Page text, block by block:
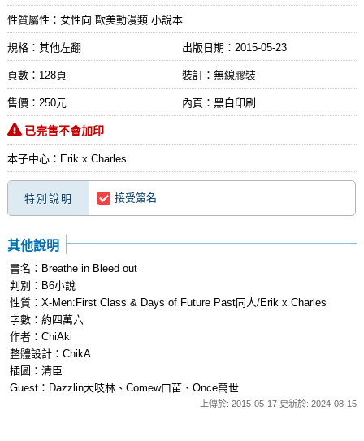
性質屬性：女性向 歐美動漫類 小說本
規格：其他左翻 出版日期： 2015-05-23
頁數：128頁 裝訂：無線膠裝
售價：250元 內頁：黑白印刷
已完售不會加印
本子中心：Erik x Charles
特別說明 接受簽名
其他說明
書名：Breathe in Bleed out
判別：B6小說
性質：X-Men:First Class & Days of Future Past同人/Erik x Charles
字數：約四萬六
作者：ChiAki
整體設計：ChikA
插圖：清臣
Guest：Dazzlin大吱林、Comew口苗、Once萬世
上傳於: 2015-05-17 更新於: 2024-08-15